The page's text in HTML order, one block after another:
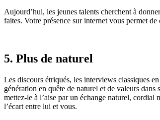
Aujourd’hui, les jeunes talents cherchent à
faites. Votre présence sur internet vous permet
5. Plus de naturel
Les discours étriqués, les interviews classiques
génération en quête de naturel et de valeurs
mettez-le à l’aise par un échange naturel, cordial
l’écart entre lui et vous.